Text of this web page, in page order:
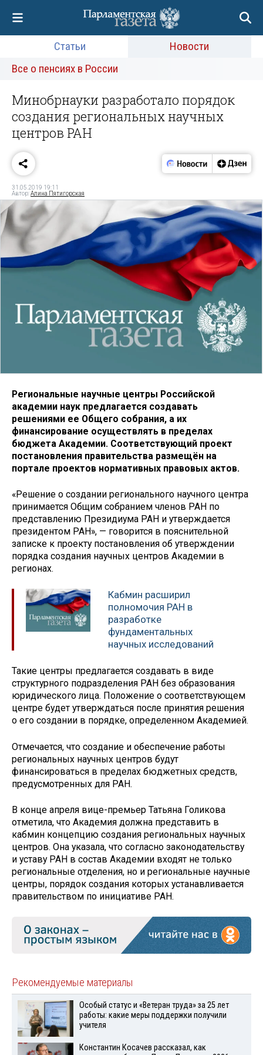
Статьи
Новости
Все о пенсиях в России
Минобрнауки разработало порядок
создания региональных научных
центров РАН
31.05.2019 19:11
Автор:Алина Пятигорская
Региональные научные центры Российской
академии наук предлагается создавать
решениями ее Общего собрания, а их
финансирование осуществлять в пределах
бюджета Академии. Соответствующий проект
постановления правительства размещён на
портале проектов нормативных правовых актов.
«Решение о создании регионального научного центра
принимается Общим собранием членов РАН по
представлению Президиума РАН и утверждается
президентом РАН», — говорится в пояснительной
записке к проекту постановления об утверждении
порядка создания научных центров Академии в
регионах.
Кабмин расширил
полномочия РАН в
разработке
фундаментальных
научных исследований
Такие центры предлагается создавать в виде
структурного подразделения РАН без образования
юридического лица. Положение о соответствующем
центре будет утверждаться после принятия решения
о его создании в порядке, определенном Академией.
Отмечается, что создание и обеспечение работы
региональных научных центров будут
финансироваться в пределах бюджетных средств,
предусмотренных для РАН.
В конце апреля вице-премьер Татьяна Голикова
отметила, что Академия должна представить в
кабмин концепцию создания региональных научных
центров. Она указала, что согласно законодательству
и уставу РАН в состав Академии входят не только
региональные отделения, но и региональные научные
центры, порядок создания которых устанавливается
правительством по инициативе РАН.
Рекомендуемые материалы
Особый статус и «Ветеран труда» за 25 лет
работы: какие меры поддержки получили
учителя
Константин Косачев рассказал, как